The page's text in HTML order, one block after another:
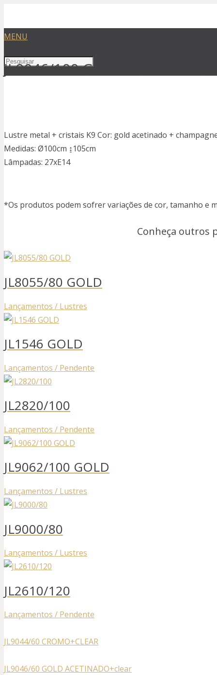
MENU
JL9046/100 GOLD
Lustre metal + cristais K9 Cor: gold acetinado +
Medidas: Ø100cm ↨105cm
Lâmpadas: 27xE14
*Os produtos podem sofrer variações de cor, tamanho e
Conheça outros
JL8055/80 GOLD
Lançamentos / Lustres
JL1546 GOLD
Lançamentos / Pendente
JL2820/100
Lançamentos / Pendente
JL9062/100 GOLD
Lançamentos / Lustres
JL9000/80
Lançamentos / Lustres
JL2610/120
Lançamentos / Pendente
JL9044/60 CROMO+CLEAR
JL9046/60 GOLD ACETINADO+clear